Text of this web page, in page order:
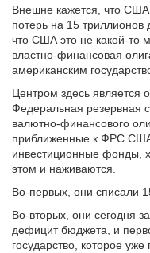
Внешне кажется, что
потерь на 15 триллионов
что США это не какой-то
властно-финансовая
американским
Центром здесь является
Федеральная резервная
валютно-финансового
приближенные к ФРС США
инвестиционные фонды,
этом и наживаются.
Во-первых, они списали
Во-вторых, они сегодня
дефицит бюджета, и
государство, которое